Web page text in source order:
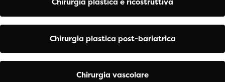
Chirurgia plastica e ricostruttiva
Chirurgia plastica post-bariatrica
Chirurgia vascolare